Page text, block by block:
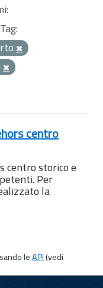
Tag:
centro
centro storico e
Per
la
leAPI(vedi